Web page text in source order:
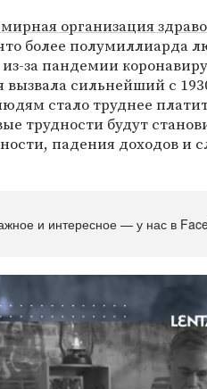
организация
более полумиллиарда
за пандемии
сильнейший с
стало труднее
трудности будут
падения доходов и
и интересное — у нас в